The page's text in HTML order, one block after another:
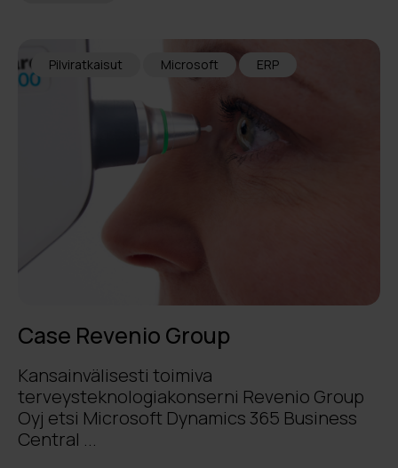
Pilviratkaisut Microsoft ERP
Case Revenio Group
Kansainvälisesti toimiva
terveysteknologiakonserni Revenio Group
Oyj etsi Microsoft Dynamics 365 Business
Central ...